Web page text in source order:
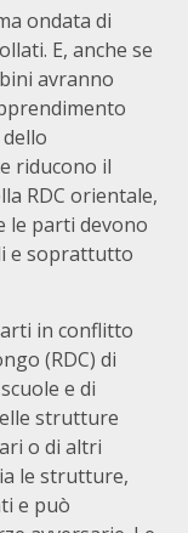
ondata di
E, anche se
avranno
riducono il
RDC orientale,
le parti devono
e soprattutto
in conflitto
(RDC) di
e di
strutture
o di altri
le strutture,
e può